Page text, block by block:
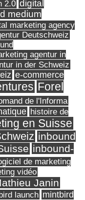
2.0 digital
medium
marketing agency
Deutschweiz
agentur in
in der Schweiz
e-commerce
Forel
de l'Informa
histoire de
en Suisse
inbound
inbound-
de marketing
vidéo
Janin
launch mintbird